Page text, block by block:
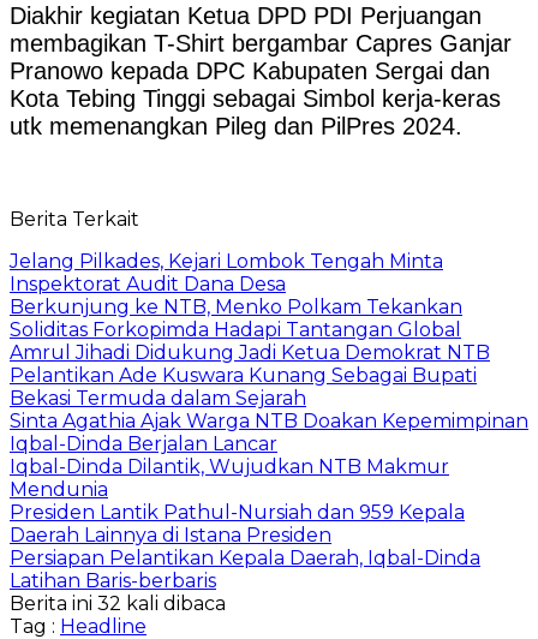
Diakhir kegiatan Ketua DPD PDI Perjuangan
membagikan T-Shirt bergambar Capres Ganjar
Pranowo kepada DPC Kabupaten Sergai dan
Kota Tebing Tinggi sebagai Simbol kerja-keras
utk memenangkan Pileg dan PilPres 2024.
Berita Terkait
Jelang Pilkades, Kejari Lombok Tengah Minta
Inspektorat Audit Dana Desa
Berkunjung ke NTB, Menko Polkam Tekankan
Soliditas Forkopimda Hadapi Tantangan Global
Amrul Jihadi Didukung Jadi Ketua Demokrat NTB
Pelantikan Ade Kuswara Kunang Sebagai Bupati
Bekasi Termuda dalam Sejarah
Sinta Agathia Ajak Warga NTB Doakan Kepemimpinan
Iqbal-Dinda Berjalan Lancar
Iqbal-Dinda Dilantik, Wujudkan NTB Makmur
Mendunia
Presiden Lantik Pathul-Nursiah dan 959 Kepala
Daerah Lainnya di Istana Presiden
Persiapan Pelantikan Kepala Daerah, Iqbal-Dinda
Latihan Baris-berbaris
Berita ini 32 kali dibaca
Tag : Headline